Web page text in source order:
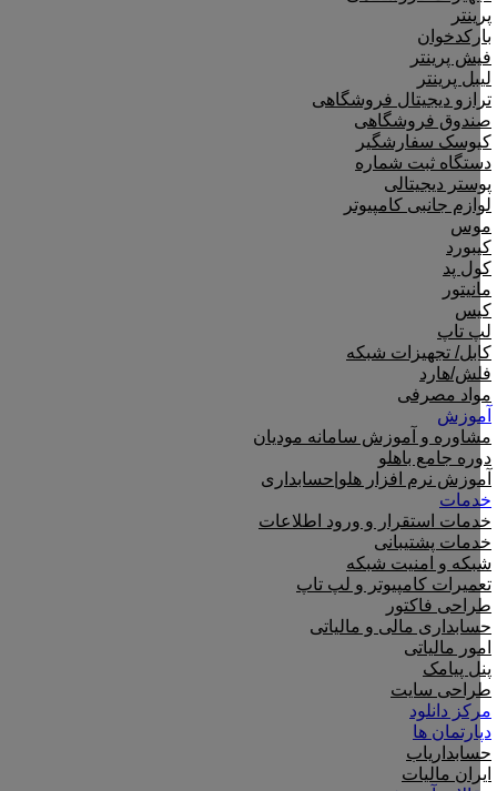
پرینتر
بارکدخوان
فیش پرینتر
لیبل پرینتر
ترازو دیجیتال فروشگاهی
صندوق فروشگاهی
کیوسک سفارشگیر
دستگاه ثبت شماره
پوستر دیجیتالی
لوازم جانبی کامپیوتر
موس
کیبورد
کول پد
مانیتور
کیس
لپ تاپ
کابل/ تجهیزات شبکه
فلش/هارد
مواد مصرفی
آموزش
مشاوره و آموزش سامانه مودیان
دوره جامع باهلو
آموزش نرم افزار هلو|حسابداری
خدمات
خدمات استقرار و ورود اطلاعات
خدمات پشتیبانی
شبکه و امنیت شبکه
تعمیرات کامپیوتر و لپ تاپ
طراحی فاکتور
حسابداری مالی و مالیاتی
امور مالیاتی
پنل پیامک
طراحی سایت
مرکز دانلود
دپارتمان ها
حسابداریاب
ایران مالیات